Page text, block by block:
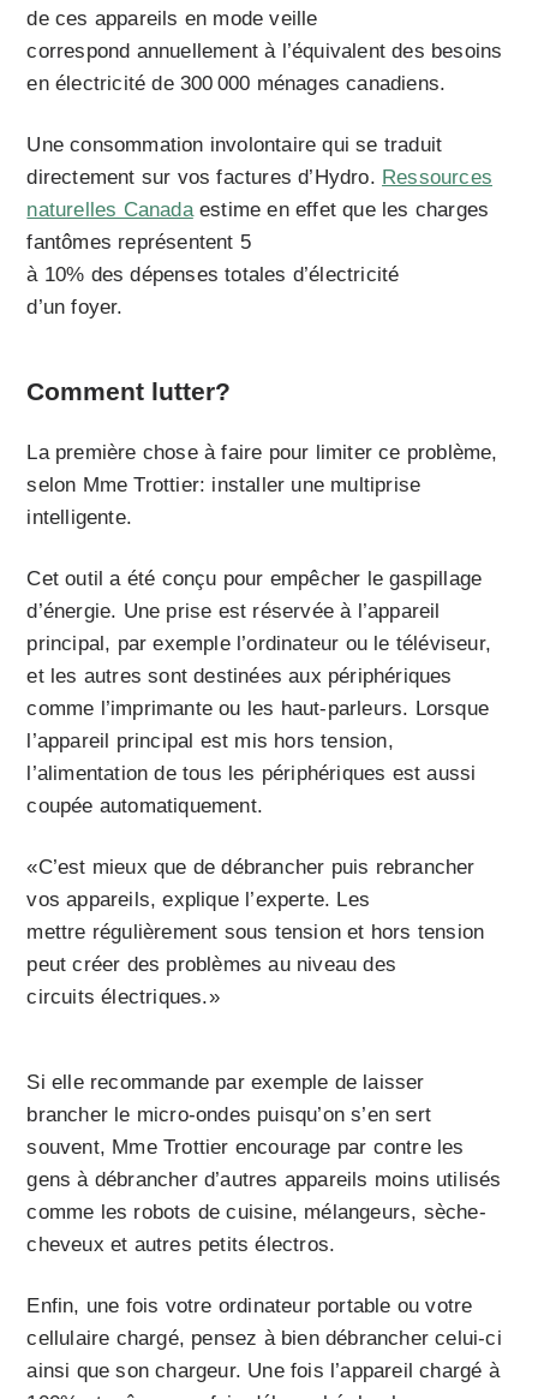
de ces appareils en mode veille
correspond annuellement à l’équivalent des besoins
en électricité de 300 000 ménages canadiens.
Une consommation involontaire qui se traduit
directement sur vos factures d’Hydro. Ressources
naturelles Canadaestime en effet que les charges
fantômes représentent 5
à 10% des dépenses totales d’électricité
d’un foyer.
Comment lutter?
La première chose à faire pour limiter ce problème,
selon Mme Trottier: installer une multiprise
intelligente.
Cet outil a été conçu pour empêcher le gaspillage
d’énergie. Une prise est réservée à l’appareil
principal, par exemple l’ordinateur ou le téléviseur,
et les autres sont destinées aux périphériques
comme l’imprimante ou les haut-parleurs. Lorsque
l’appareil principal est mis hors tension,
l’alimentation de tous les périphériques est aussi
coupée automatiquement.
«C’est mieux que de débrancher puis rebrancher
vos appareils, explique l’experte. Les
mettre régulièrement sous tension et hors tension
peut créer des problèmes au niveau des
circuits électriques.»
Si elle recommande par exemple de laisser
brancher le micro-ondes puisqu’on s’en sert
souvent, Mme Trottier encourage par contre les
gens à débrancher d’autres appareils moins utilisés
comme les robots de cuisine, mélangeurs, sèche-
cheveux et autres petits électros.
Enfin, une fois votre ordinateur portable ou votre
cellulaire chargé, pensez à bien débrancher celui-ci
ainsi que son chargeur. Une fois l’appareil chargé à